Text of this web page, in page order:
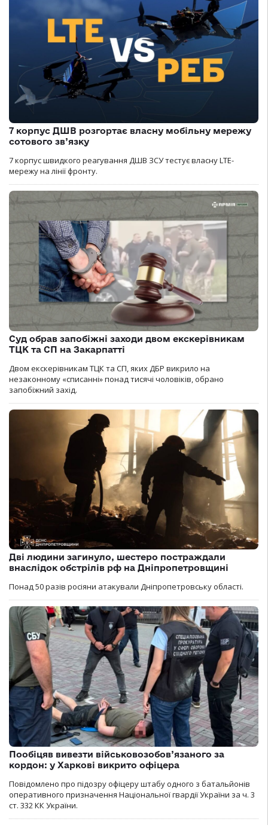
7 корпус ДШВ розгортає власну мобільну мережу
сотового зв’язку
7 корпус швидкого реагування ДШВ ЗСУ тестує власну LTE-
мережу на лінії фронту.
Суд обрав запобіжні заходи двом екскерівникам
ТЦК та СП на Закарпатті
Двом екскерівникам ТЦК та СП, яких ДБР викрило на
незаконному «списанні» понад тисячі чоловіків, обрано
запобіжний захід.
Дві людини загинуло, шестеро постраждали
внаслідок обстрілів рф на Дніпропетровщині
Понад 50 разів росіяни атакували Дніпропетровську області.
Пообіцяв вивезти військовозобов’язаного за
кордон: у Харкові викрито офіцера
Повідомлено про підозру офіцеру штабу одного з батальйонів
оперативного призначення Національної гвардії України за ч. 3
ст. 332 КК України.